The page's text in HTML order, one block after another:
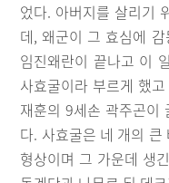
었다. 아버지를 살리기
데, 왜군이 그 효심에
임진왜란이 끝나고 이
사효굴이라 부르게 했
재훈의 9세손 곽주곤이
다. 사효굴은 네 개의
형상이며 그 가운데 생